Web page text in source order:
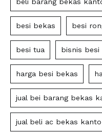
beli barang bekas
besi bekas besi
besi tua bisnis besi
harga besi bekas
jual bei barang bekas
jual beli ac bekas